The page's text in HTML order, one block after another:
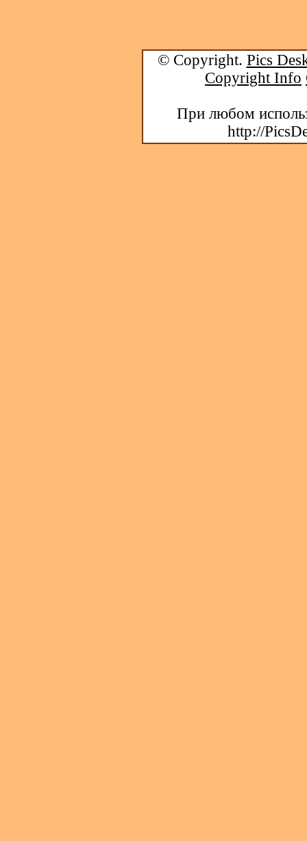
© Copyright. Pics
Copyright Info
При любом
http://